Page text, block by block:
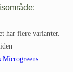
har flere varianter.